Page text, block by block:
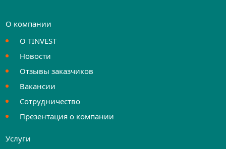
О компании
О TINVEST
Новости
Отзывы заказчиков
Вакансии
Сотрудничество
Презентация о компании
Услуги